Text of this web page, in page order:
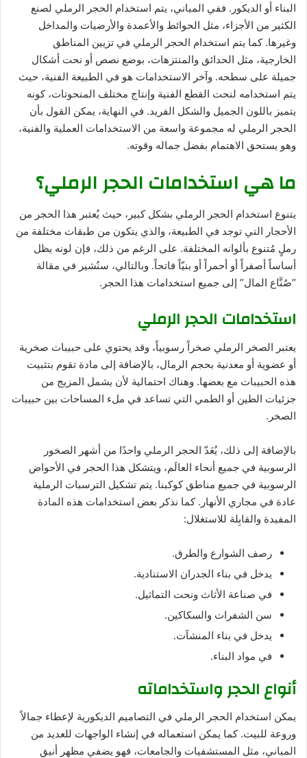
البناء أو الديكور. ففي المباني، يتم استخدام الحجر الرملي لصنع
الكثير من الأجزاء، مثل الحوائط والأعمدة والأرضيات والمداخل
وغيرها. كما يتم استخدام الحجر الرملي في تزيين المناطق
الخارجية، مثل الحدائق والمنتزهات، بوضع نصص أو نحت أشكال
جميلة على سطحه. وآخر الاستخدامات هو في الطبيعة الفنية، حيث
يتم استخدامه لنحت القطع الفنية وإنتاج مختلف المنحوتات، كونه
يتميز باللون الجميل والشكل الفريد. في النهاية، يمكن القول بأن
الحجر الرملي له مجموعة واسعة من الاستخدامات العملية والفنية،
وهو يستحق الاهتمام بفضل جماله وقوته.
ما هي استخدامات الحجر الرملي؟
يتنوع استخدام الحجر الرملي بشكل كبير، حيث يُعتبر هذا الحجر من
الأحجار التي توجد في الطبيعة، والذي يتكون من طبقات مختلفة من
رملٍ مُتنوع بألوانه المختلفة. على الرغم من ذلك، فإن لونه يظل
أساساً أصفراً أو أحمراً أو بنيّاً فاتحاً. وبالتالي، سنُشير في مقالة
“صُنَّاع المال” إلى جميع استخدامات هذا الحجر.
استخدامات الحجر الرملي
يعتبر الصخر الرملي صخراً رسوبياً، وقد يحتوي على حبيبات صخرية
أو عضوية أو معدنية بحجم الرمال، بالإضافة إلى مادة تقوم بتثبيت
هذه الحبيبات مع بعضها. وهناك احتمالية لأن يشمل المزيج من
جزئيات الطين أو الطمي التي تساعد في ملء المساحات بين حبيبات
الصخر.
بالإضافة إلى ذلك، يُعَدّ الحجر الرملي واحدًا من أشهر الصخور
الرسوبية في جميع أنحاء العالَم، ويتشكل هذا الحجر في الأحواض
الرسوبية في جميع مناطق كوكبنا. يتم تشكيل الترسبات الرملية
عادة في مجاري الأنهار. كما نذكر بعض استخدامات هذه المادة
المفيدة والقابِلة للاستغلال:
رصف الشوارع والطرق.
يدخل في بناء الجدران الاستنادية.
في صناعة الأثاث ونحت التماثيل.
سن الشفرات والسكاكين.
يدخل في بناء المنشآت.
في مواد البناء.
أنواع الحجر واستخداماته
يمكن استخدام الحجر الرملي في التصاميم الديكورية لإعطاء جمالاً
وروعة للبيت. كما يمكن استعماله في إنشاء الواجهات للعديد من
المباني، مثل المستشفيات والجامعات، فهو يضفي مظهر أنيق